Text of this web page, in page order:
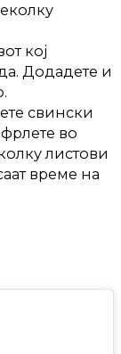
кој
Додадете и
свински
во
листови
време на